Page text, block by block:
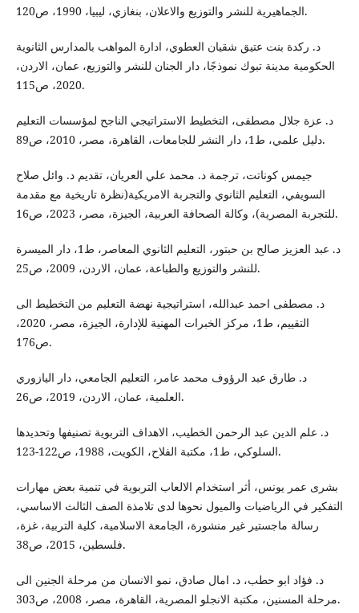
الجماهيرية للنشر والتوزيع والاعلان، بنغازي، ليبيا، 1990، ص120.
د. ركدة بنت عتيق شقيان العطوي، ادارة المواهب بالمدارس الثانوية
الحكومية مدينة تبوك نموذجًا، دار الجنان للنشر والتوزيع، عمان، الاردن،
2020، ص115.
د. عزة جلال مصطفى، التخطيط الاستراتيجي الناجح لمؤسسات التعليم
دليل علمي، ط1، دار النشر للجامعات، القاهرة، مصر، 2010، ص89.
جيمس كوناتت، ترجمة د. محمد علي العريان، تقديم د. وائل صلاح
السويفي، التعليم الثانوي والتجربة الامريكية(نظرة تاريخية مع مقدمة
للتجربة المصرية)، وكالة الصحافة العربية، الجيزة، مصر، 2023، ص16.
د. عبد العزيز صالح بن حبتور، التعليم الثانوي المعاصر، ط1، دار الميسرة
للنشر والتوزيع والطباعة، عمان، الاردن، 2009، ص25.
د. مصطفى احمد عبدالله، استراتيجية نهضة التعليم من التخطيط الى
التقييم، ط1، مركز الخبرات المهنية للإدارة، الجيزة، مصر، 2020،
ص176.
د. طارق عبد الرؤوف محمد عامر، التعليم الجامعي، دار اليازوري
العلمية، عمان، الاردن، 2019، ص26.
د. علم الدين عبد الرحمن الخطيب، الاهداف التربوية تصنيفها وتحديدها
السلوكي، ط1، مكتبة الفلاح، الكويت، 1988، ص122-123.
بشرى عمر يونس، أثر استخدام الالعاب التربوية في تنمية بعض مهارات
التفكير في الرياضيات والميول نحوها لدى تلامذة الصف الثالث الاساسي،
رسالة ماجستير غير منشورة، الجامعة الاسلامية، كلية التربية، غزة،
فلسطين، 2015، ص38.
د. فؤاد ابو حطب، د. امال صادق، نمو الانسان من مرحلة الجنين الى
مرحلة المسنين، مكتبة الانجلو المصرية، القاهرة، مصر، 2008، ص303.